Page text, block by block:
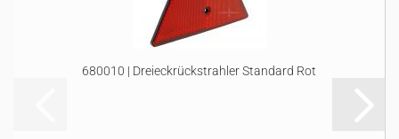
680010 | Dreieckrückstrahler Standard Rot